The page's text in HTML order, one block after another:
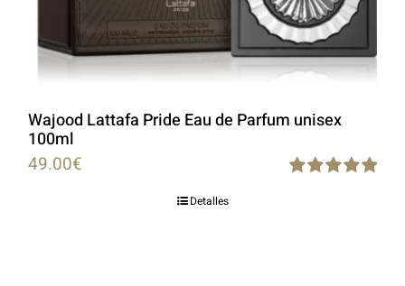
Wajood Lattafa Pride Eau de Parfum unisex
100ml
49.00€
Detalles